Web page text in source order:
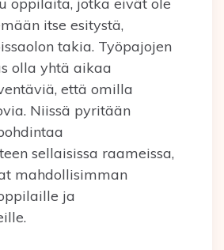
itse esitystä,
takia. Työpajojen
olla yhtä aikaa
että omilla
Niissä pyritään
sellaisissa raameissa,
mahdollisimman
ja